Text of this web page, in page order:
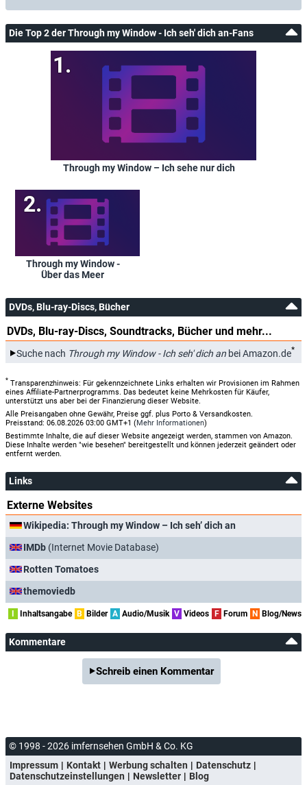
Die Top 2 der Through my Window - Ich seh' dich an-Fans
Through my Window – Ich sehe nur dich
Through my Window -
Über das Meer
DVDs, Blu-ray-Discs, Bücher
DVDs, Blu-ray-Discs, Soundtracks, Bücher und mehr...
Suche nach Through my Window - Ich seh' dich an bei Amazon.de*
* Transparenzhinweis: Für gekennzeichnete Links erhalten wir Provisionen im Rahmen
eines Affiliate-Partnerprogramms. Das bedeutet keine Mehrkosten für Käufer,
unterstützt uns aber bei der Finanzierung dieser Website.
Alle Preisangaben ohne Gewähr, Preise ggf. plus Porto & Versandkosten.
Preisstand: 06.08.2026 03:00 GMT+1 (Mehr Informationen)
Bestimmte Inhalte, die auf dieser Website angezeigt werden, stammen von Amazon.
Diese Inhalte werden "wie besehen" bereitgestellt und können jederzeit geändert oder
entfernt werden.
Links
Externe Websites
Wikipedia: Through my Window – Ich seh’ dich an
IMDb (Internet Movie Database)
Rotten Tomatoes
themoviedb
I Inhaltsangabe B Bilder A Audio/Musik V Videos F Forum N Blog/News
Kommentare
Schreib einen Kommentar
© 1998 - 2026 imfernsehen GmbH & Co. KG
Impressum
Kontakt Werbung schalten
Datenschutz
Datenschutzeinstellungen
Newsletter Blog